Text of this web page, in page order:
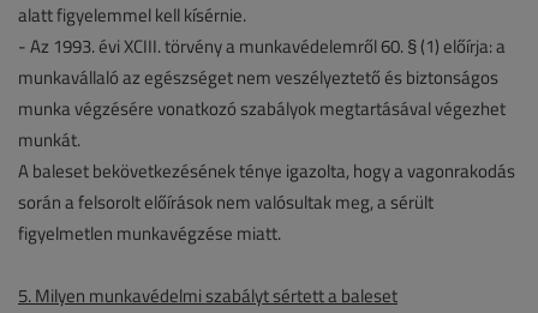
alatt figyelemmel kell kísérnie.
- Az 1993. évi XCIII. törvény a munkavédelemről 60. § (1) előírja: a
munkavállaló az egészséget nem veszélyeztető és biztonságos
munka végzésére vonatkozó szabályok megtartásával végezhet
munkát.
A baleset bekövetkezésének ténye igazolta, hogy a vagonrakodás
során a felsorolt előírások nem valósultak meg, a sérült
figyelmetlen munkavégzése miatt.
5. Milyen munkavédelmi szabályt sértett a baleset